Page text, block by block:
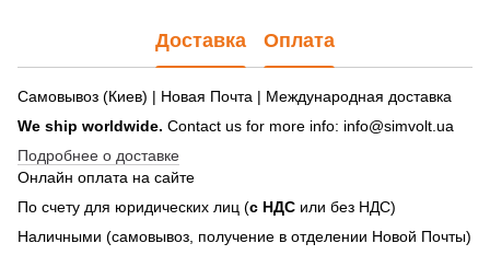
Доставка Оплата
Самовывоз (Киев) | Новая Почта | Международная доставка
We ship worldwide. Contact us for more info: info@simvolt.ua
Подробнее о доставке
Онлайн оплата на сайте
По счету для юридических лиц (с НДС или без НДС)
Наличными (самовывоз, получение в отделении Новой Почты)